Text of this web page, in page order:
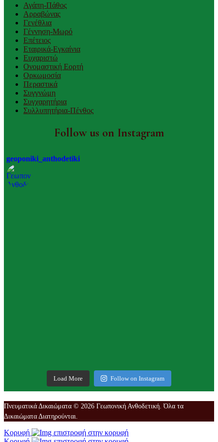
Αγάπη-Πάθος
Αρραβώνας
Γενέθλια
Γέννηση-Μωρό
Επέτειος
Εταιρικά-Εγκαίνια
Ευχαριστώ
Ονομαστική Εορτή
Ορκωμοσία
Περαστικά
Συγγνώμη
Συγχαρητήρια
Συλλυπητήρια-Πένθος
Follow us on Instagram
geoponiki_anthodetiki
Load More Follow on Instagram
Πνευματικά Δικαιώματα © 2026 Γεωπονική Ανθοδετική. Όλα τα
Δικαιώματα Διατηρούνται.
Κορυφή